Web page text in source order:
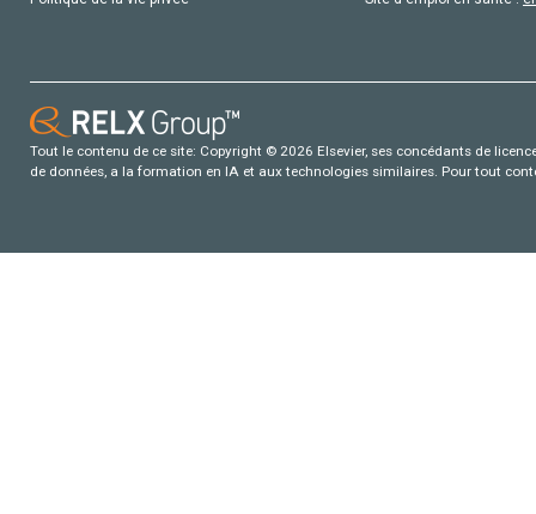
Tout le contenu de ce site: Copyright © 2026 Elsevier, ses concédants de
de données, a la formation en IA et aux technologies similaires. Pour tout